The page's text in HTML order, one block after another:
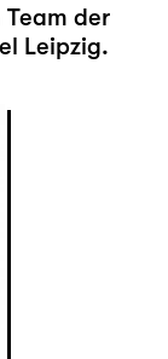
der
Leipzig.